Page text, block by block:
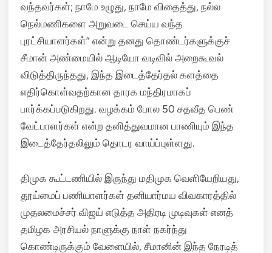
வந்தவர்கள்; நாமே உழுது, நாமே விதைத்து, நல்ல
நெல்மணிகளை அறுவடை செய்ய வந்த
புரட்சியாளர்கள்” என்று தனது தொண்டர்களுக்குச்
சீமான் அண்மையில் ஆடியோ வடிவில் அறைகூவல்
விடுத்திருந்தது, இந்த இடைத்தேர்தல் களத்தை
எதிர்கொள்வதற்கான தாரக மந்திரமாகப்
பார்க்கப்படுகிறது. வழக்கம் போல 50 சதவீத பெண்
வேட்பாளர்கள் என்ற தனித்துவமான பாணியும் இந்த
இடைத்தேர்தலிலும் தொடர வாய்ப்புள்ளது.
திமுக கூட்டணியில் இருந்து மதிமுக வெளியேறியது,
தூய்மைப் பணியாளர்கள் தனியார்மய விவகாரத்தில்
முதலமைச்சர் விஜய் எடுத்த அதிரடி முடிவுகள் எனத்
தமிழக அரசியல் நாளுக்கு நாள் நகர்ந்து
கொண்டிருக்கும் வேளையில், சீமானின் இந்த நேரடித்